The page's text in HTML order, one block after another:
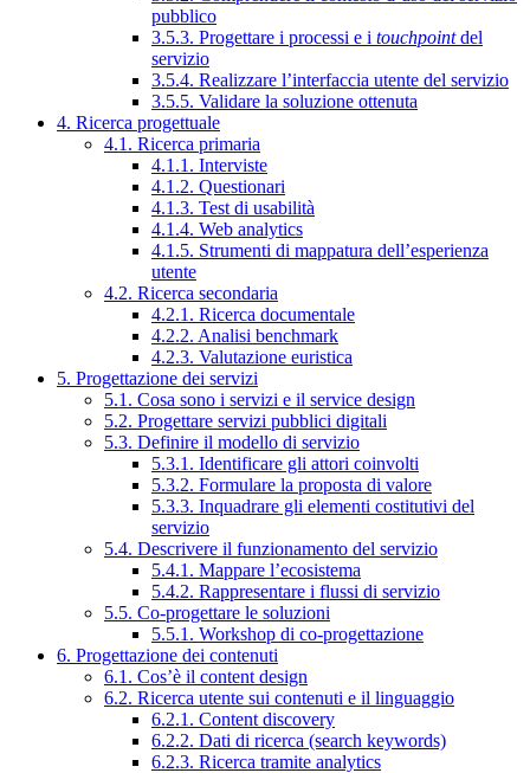
pubblico
3.5.3. Progettare i processi e i touchpointdel
servizio
3.5.4. Realizzare l’interfaccia utente del servizio
3.5.5. Validare la soluzione ottenuta
4. Ricerca progettuale
4.1. Ricerca primaria
4.1.1. Interviste
4.1.2. Questionari
4.1.3. Test di usabilità
4.1.4. Web analytics
4.1.5. Strumenti di mappatura dell’esperienza
utente
4.2. Ricerca secondaria
4.2.1. Ricerca documentale
4.2.2. Analisi benchmark
4.2.3. Valutazione euristica
5. Progettazione dei servizi
5.1. Cosa sono i servizi e il service design
5.2. Progettare servizi pubblici digitali
5.3. Definire il modello di servizio
5.3.1. Identificare gli attori coinvolti
5.3.2. Formulare la proposta di valore
5.3.3. Inquadrare gli elementi costitutivi del
servizio
5.4. Descrivere il funzionamento del servizio
5.4.1. Mappare l’ecosistema
5.4.2. Rappresentare i flussi di servizio
5.5. Co-progettare le soluzioni
5.5.1. Workshop di co-progettazione
6. Progettazione dei contenuti
6.1. Cos’è il content design
6.2. Ricerca utente sui contenuti e il linguaggio
6.2.1. Content discovery
6.2.2. Dati di ricerca (search keywords)
6.2.3. Ricerca tramite analytics